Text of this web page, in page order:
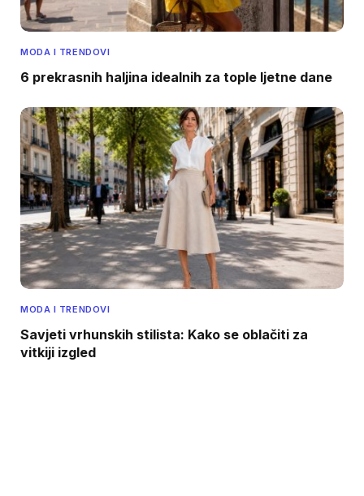
MODA I TRENDOVI
6 prekrasnih haljina idealnih za tople ljetne dane
MODA I TRENDOVI
Savjeti vrhunskih stilista: Kako se oblačiti za
vitkiji izgled